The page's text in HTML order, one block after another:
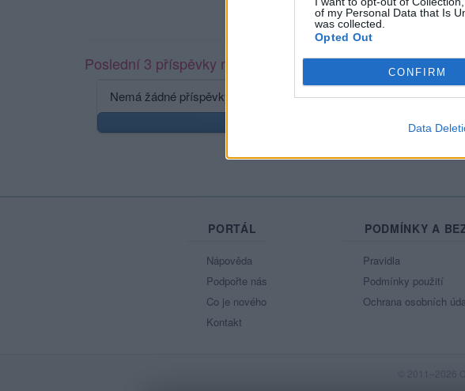
of my Personal Data that Is
was collected.
Opted Out
CONFIRM
Data
Poslední 3 příspěvky na mé zdi
Nemá žádné příspěvky
Zobrazit celou mou zeď
PORTÁL
Nápověda
Podpořte nás
Co je nového
Kontakt
PODMÍNKY A
Pravidla
Podmínky použití
Ochrana osobních
© 2011–2026